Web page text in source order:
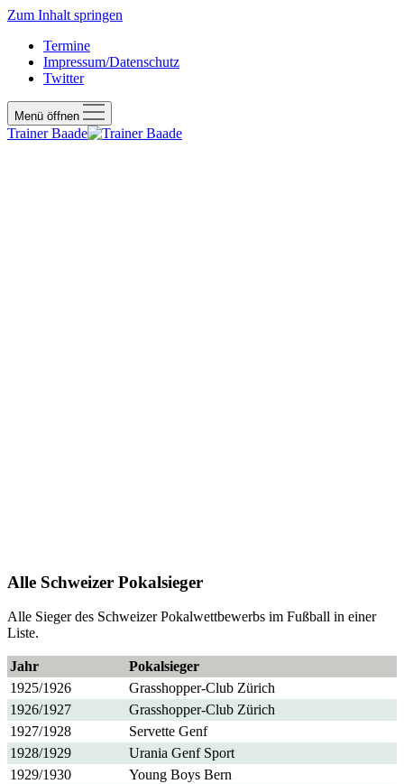
Zum Inhalt springen
Termine
Impressum/Datenschutz
Twitter
Menü öffnen
Trainer Baade
Alle Schweizer Pokalsieger
Alle Sieger des Schweizer Pokalwettbewerbs im Fußball in einer
Liste.
Jahr
Pokalsieger
1925/1926
Grasshopper-Club Zürich
1926/1927
Grasshopper-Club Zürich
1927/1928
Servette Genf
1928/1929
Urania Genf Sport
1929/1930
Young Boys Bern